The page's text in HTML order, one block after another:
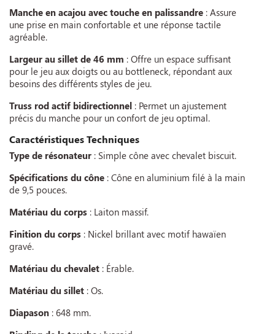
Manche en acajou avec touche en palissandre : Assure
une prise en main confortable et une réponse tactile
agréable.
Largeur au sillet de 46 mm : Offre un espace suffisant
pour le jeu aux doigts ou au bottleneck, répondant aux
besoins des différents styles de jeu.
Truss rod actif bidirectionnel : Permet un ajustement
précis du manche pour un confort de jeu optimal.
Caractéristiques Techniques
Type de résonateur : Simple cône avec chevalet biscuit.
Spécifications du cône : Cône en aluminium filé à la main
de 9,5 pouces.
Matériau du corps : Laiton massif.
Finition du corps : Nickel brillant avec motif hawaïen
gravé.
Matériau du chevalet : Érable.
Matériau du sillet : Os.
Diapason : 648 mm.